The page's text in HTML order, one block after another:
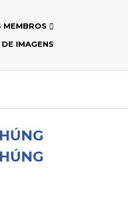
MEMBROS
IMAGENS